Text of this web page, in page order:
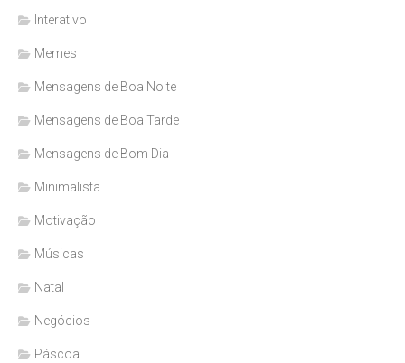
Interativo
Memes
Mensagens de Boa Noite
Mensagens de Boa Tarde
Mensagens de Bom Dia
Minimalista
Motivação
Músicas
Natal
Negócios
Páscoa